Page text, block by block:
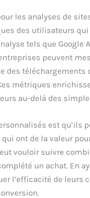
les analyses de
des utilisateurs
tels que Google
peuvent
des téléchargements
métriques
au-delà des
est qu’ils
ont de la valeur
vouloir suivre
un achat. En
l’efficacité de leurs